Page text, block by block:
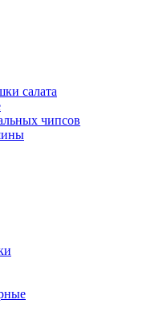
салата
чипсов